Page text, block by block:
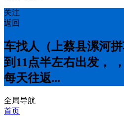
关注
返回
车找人（上蔡县漯河
到11点半左右出发，
每天往返...
全局导航
首页